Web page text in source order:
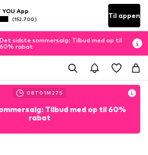
YOU App
(152.700) Til appen
Det sidste sommersalg: Tilbud med op til
60% rabat
08 T 01M 25 S
Tilbud med op til 60%
rabat